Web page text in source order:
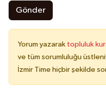
Gönder
Yorum yazarak topluluk
ve tüm sorumluluğu
İzmir Time hiçbir şekilde